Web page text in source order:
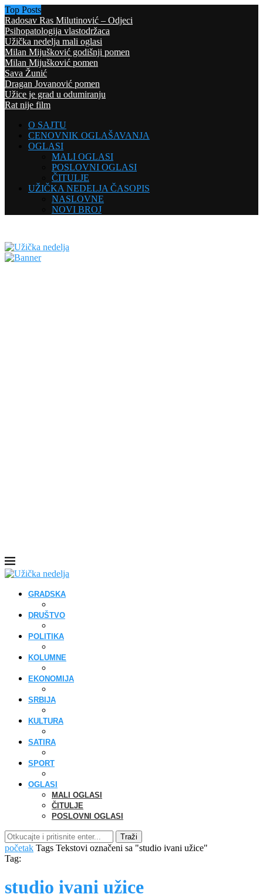
Top Posts
Radosav Ras Milutinović – Odjeci
Psihopatologija vlastodržaca
Užička nedelja mali oglasi
Milan Mijušković godišnji pomen
Milan Mijušković pomen
Sava Žunić
Dragan Jovanović pomen
Užice je grad u odumiranju
Rat nije film
O SAJTU
CENOVNIK OGLAŠAVANJA
OGLASI
MALI OGLASI
POSLOVNI OGLASI
ČITULJE
UŽIČKA NEDELJA ČASOPIS
NASLOVNE
NOVI BROJ
GRADSKA
DRUŠTVO
POLITIKA
KOLUMNE
EKONOMIJA
SRBIJA
KULTURA
SATIRA
SPORT
OGLASI
MALI OGLASI
ČITULJE
POSLOVNI OGLASI
Traži
početak Tags Tekstovi označeni sa "studio ivani užice"
Tag:
studio ivani užice